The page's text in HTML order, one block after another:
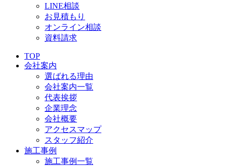
LINE相談
お見積もり
オンライン相談
資料請求
TOP
会社案内
選ばれる理由
会社案内一覧
代表挨拶
企業理念
会社概要
アクセスマップ
スタッフ紹介
施工事例
施工事例一覧